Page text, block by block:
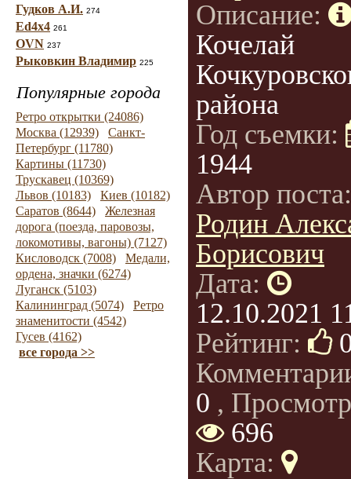
Гудков А.И. 274
Ed4x4 261
OVN 237
Рыковкин Владимир 225
Популярные города
Ретро открытки (24086)
Москва (12939)
Санкт-
Петербург (11780)
Картины (11730)
Трускавец (10369)
Львов (10183)
Киев (10182)
Саратов (8644)
Железная
дорога (поезда, паровозы,
локомотивы, вагоны) (7127)
Кисловодск (7008)
Медали,
ордена, значки (6274)
Луганск (5103)
Калининград (5074)
Ретро
знаменитости (4542)
Гусев (4162)
все города >>
Описание:
Кочелай
района
Год съемки:
1944
Автор
Родин
Борисович
Дата:
12.10.2021
Рейтинг:
0 ,
696
Карта: